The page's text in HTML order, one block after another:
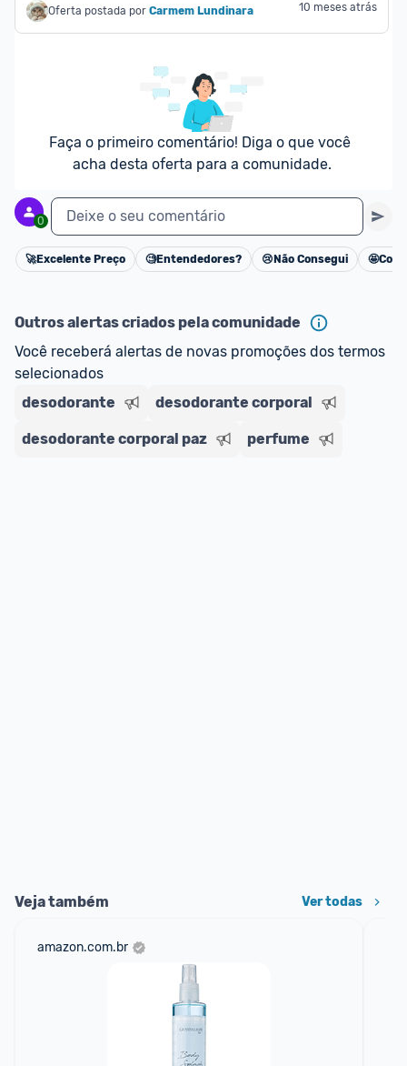
Oferta postada por Carmem Lundinara 10 meses atrás
Faça o primeiro comentário! Diga o que você
acha desta oferta para a comunidade.
0 Deixe o seu comentário
Cancelar
🚀Excelente Preço 🧐Entendedores? 😢 Não Consegui 🤩
Outros alertas criados pela comunidade
Você receberá alertas de novas promoções dos termos
selecionados
desodorante
desodorante corporal
desodorante corporal paz perfume
Veja também Ver todas
amazon.com.br